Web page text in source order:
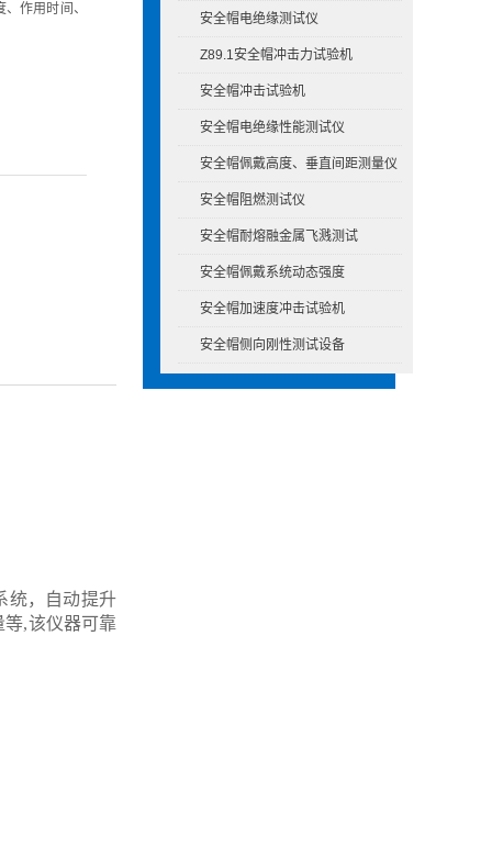
安全帽电绝缘测试仪
Z89.1安全帽冲击力试验机
安全帽冲击试验机
安全帽电绝缘性能测试仪
安全帽佩戴高度、垂直间距测量仪
安全帽阻燃测试仪
安全帽耐熔融金属飞溅测试
安全帽佩戴系统动态强度
安全帽加速度冲击试验机
安全帽侧向刚性测试设备
作用时间、
统，自动提升
,该仪器可靠